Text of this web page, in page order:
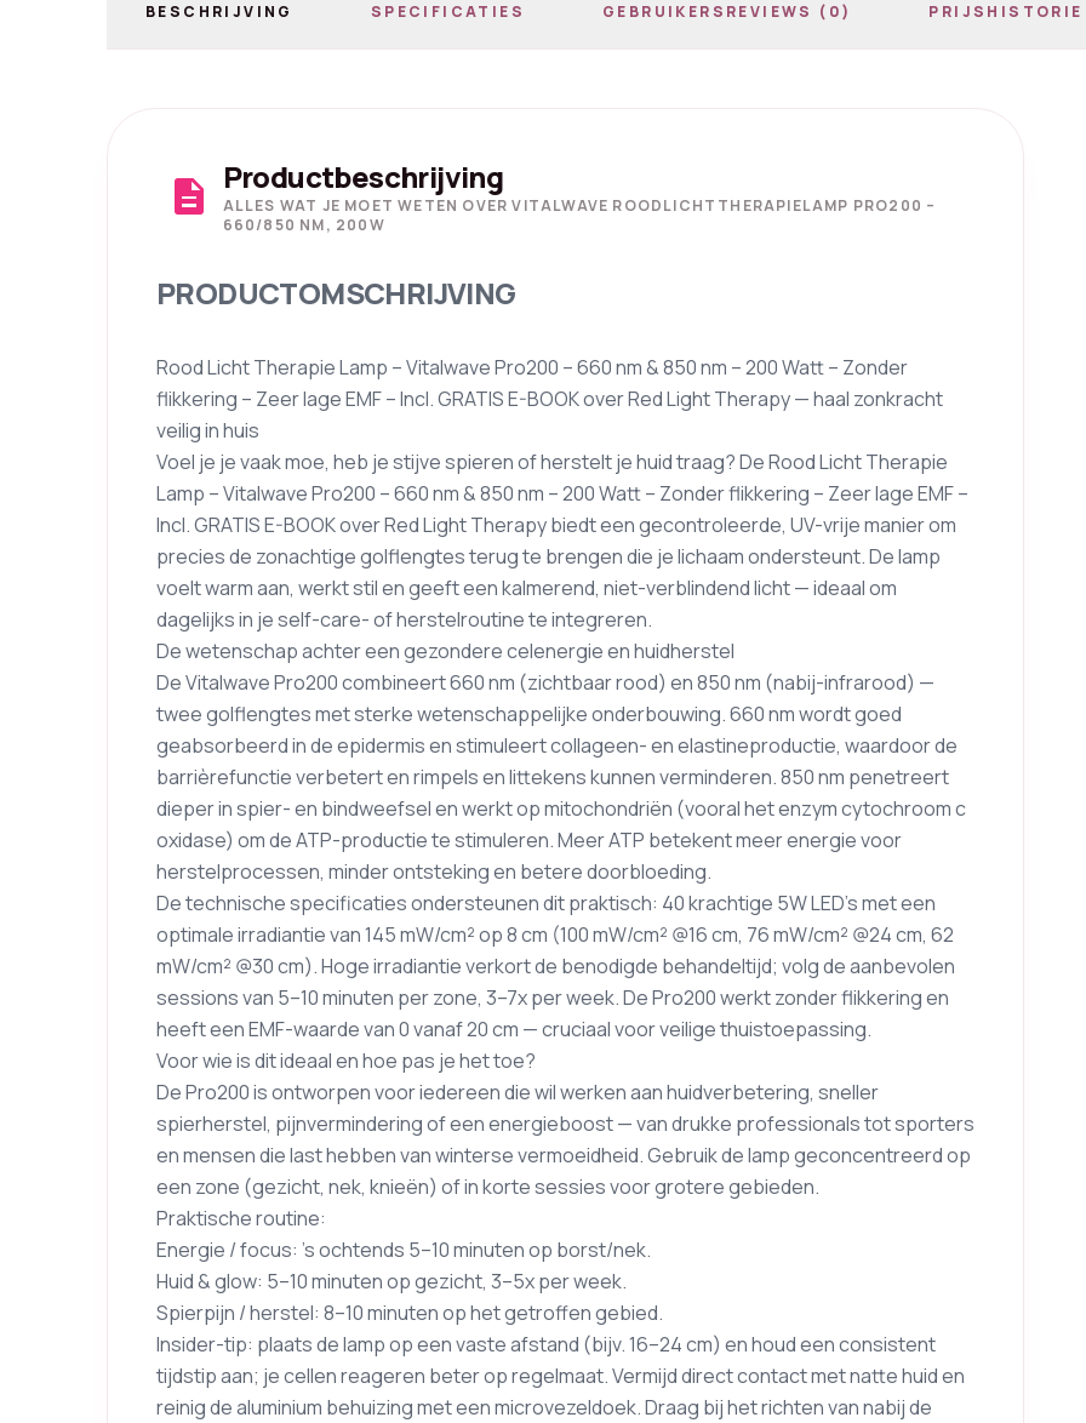
BESCHRIJVING SPECIFICATIES GEBRUIKERSREVIEWS (0) PRIJSHISTORIE
description Productbeschrijving
ALLES WAT JE MOET WETEN OVER VITALWAVE ROODLICHTTHERAPIELAMP PRO200 –
660/850 NM, 200W
PRODUCTOMSCHRIJVING
Rood Licht Therapie Lamp – Vitalwave Pro200 – 660 nm & 850 nm – 200 Watt – Zonder
flikkering – Zeer lage EMF – Incl. GRATIS E-BOOK over Red Light Therapy — haal zonkracht
veilig in huis
Voel je je vaak moe, heb je stijve spieren of herstelt je huid traag? De Rood Licht Therapie
Lamp – Vitalwave Pro200 – 660 nm & 850 nm – 200 Watt – Zonder flikkering – Zeer lage EMF –
Incl. GRATIS E-BOOK over Red Light Therapy biedt een gecontroleerde, UV-vrije manier om
precies de zonachtige golflengtes terug te brengen die je lichaam ondersteunt. De lamp
voelt warm aan, werkt stil en geeft een kalmerend, niet-verblindend licht — ideaal om
dagelijks in je self-care- of herstelroutine te integreren.
De wetenschap achter een gezondere celenergie en huidherstel
De Vitalwave Pro200 combineert 660 nm (zichtbaar rood) en 850 nm (nabij-infrarood) —
twee golflengtes met sterke wetenschappelijke onderbouwing. 660 nm wordt goed
geabsorbeerd in de epidermis en stimuleert collageen- en elastineproductie, waardoor de
barrièrefunctie verbetert en rimpels en littekens kunnen verminderen. 850 nm penetreert
dieper in spier- en bindweefsel en werkt op mitochondriën (vooral het enzym cytochroom c
oxidase) om de ATP-productie te stimuleren. Meer ATP betekent meer energie voor
herstelprocessen, minder ontsteking en betere doorbloeding.
De technische specificaties ondersteunen dit praktisch: 40 krachtige 5W LED’s met een
optimale irradiantie van 145 mW/cm² op 8 cm (100 mW/cm² @16 cm, 76 mW/cm² @24 cm, 62
mW/cm² @30 cm). Hoge irradiantie verkort de benodigde behandeltijd; volg de aanbevolen
sessions van 5–10 minuten per zone, 3–7x per week. De Pro200 werkt zonder flikkering en
heeft een EMF-waarde van 0 vanaf 20 cm — cruciaal voor veilige thuistoepassing.
Voor wie is dit ideaal en hoe pas je het toe?
De Pro200 is ontworpen voor iedereen die wil werken aan huidverbetering, sneller
spierherstel, pijnvermindering of een energieboost — van drukke professionals tot sporters
en mensen die last hebben van winterse vermoeidheid. Gebruik de lamp geconcentreerd op
een zone (gezicht, nek, knieën) of in korte sessies voor grotere gebieden.
Praktische routine:
Energie / focus: ’s ochtends 5–10 minuten op borst/nek.
Huid & glow: 5–10 minuten op gezicht, 3–5x per week.
Spierpijn / herstel: 8–10 minuten op het getroffen gebied.
Insider-tip: plaats de lamp op een vaste afstand (bijv. 16–24 cm) en houd een consistent
tijdstip aan; je cellen reageren beter op regelmaat. Vermijd direct contact met natte huid en
reinig de aluminium behuizing met een microvezeldoek. Draag bij het richten van nabij de